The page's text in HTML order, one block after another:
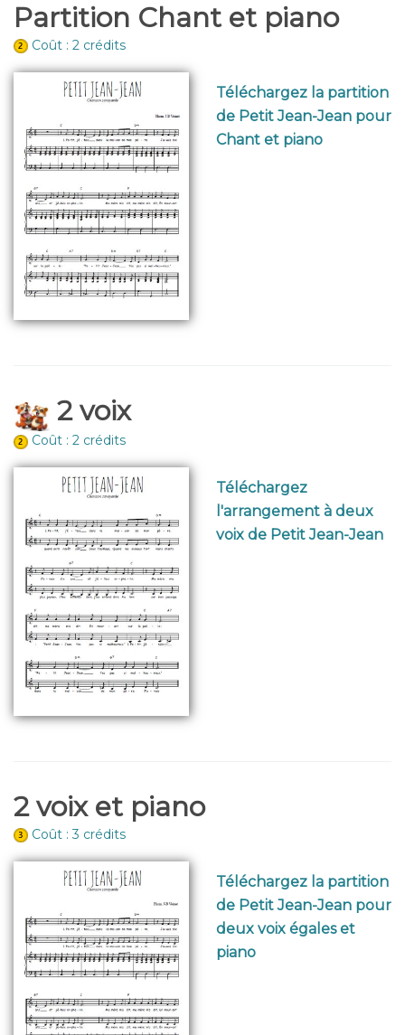
Partition Chant et piano
Coût : 2 crédits
Téléchargez la partition
de Petit Jean-Jean pour
Chant et piano
2 voix
Coût : 2 crédits
Téléchargez
l'arrangement à deux
voix de Petit Jean-Jean
2 voix et piano
Coût : 3 crédits
Téléchargez la partition
de Petit Jean-Jean pour
deux voix égales et
piano